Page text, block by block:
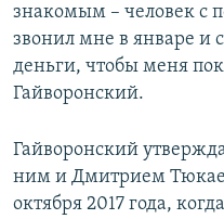
знакомым – человек с
звонил мне в январе и
деньги, чтобы меня
Гайворонский.
Гайворонский
ним и Дмитрием
октября 2017 года,